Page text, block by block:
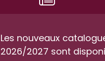
Les nouveaux
2026/2027 sont